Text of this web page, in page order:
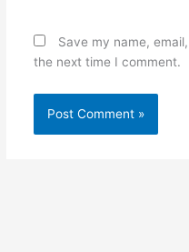
Save my name,
the next time I comment.